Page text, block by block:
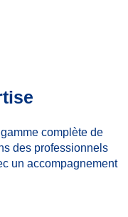
complète de
des professionnels
un accompagnement